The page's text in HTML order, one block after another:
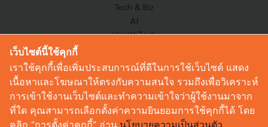
Tech & Biz
AI
HealthTech
Corp Innov
Saucy Thoughts
Based On
Sustainable
Videos
เว็บไซต์นี้ใช้คุกกี้
เราใช้คุกกี้เพื่อเพิ่มประสบการณ์ที่ดีในการใช้เว็บไซต์ แสดง
เนื้อหาและโฆษณาให้ตรงกับความสนใจ รวมถึงเพื่อวิเคราะห์
การเข้าใช้งานเว็บไซต์และทำความเข้าใจว่าผู้ใช้งานมาจาก
ที่ใด คุณสามารถเลือกตั้งค่าความยินยอมการใช้คุกกี้ได้ โดย
คลิก “การตั้งค่าคุกกี้” อ่าน นโยบายความเป็นส่วนตัว